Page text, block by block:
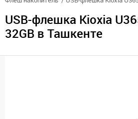
USB-флешка Kioxia
32GB в Ташкенте